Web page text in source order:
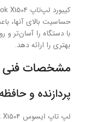
حساسیت بالای آنها،
با دستگاه را آسان‌تر
بهتری را ارائه دهد.
مشخصات فنی
پردازنده و حافظه